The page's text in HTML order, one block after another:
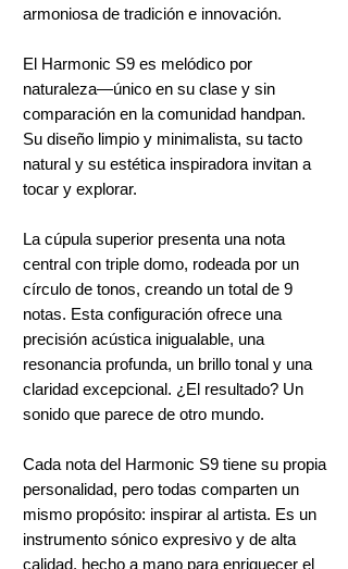
armoniosa de tradición e innovación.
El Harmonic S9 es melódico por
naturaleza—único en su clase y sin
comparación en la comunidad handpan.
Su diseño limpio y minimalista, su tacto
natural y su estética inspiradora invitan a
tocar y explorar.
La cúpula superior presenta una nota
central con triple domo, rodeada por un
círculo de tonos, creando un total de 9
notas. Esta configuración ofrece una
precisión acústica inigualable, una
resonancia profunda, un brillo tonal y una
claridad excepcional. ¿El resultado? Un
sonido que parece de otro mundo.
Cada nota del Harmonic S9 tiene su propia
personalidad, pero todas comparten un
mismo propósito: inspirar al artista. Es un
instrumento sónico expresivo y de alta
calidad, hecho a mano para enriquecer el